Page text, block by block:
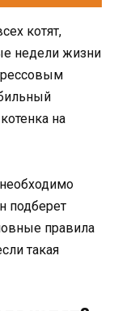
котят,
недели жизни
на
подберет
правила
такая